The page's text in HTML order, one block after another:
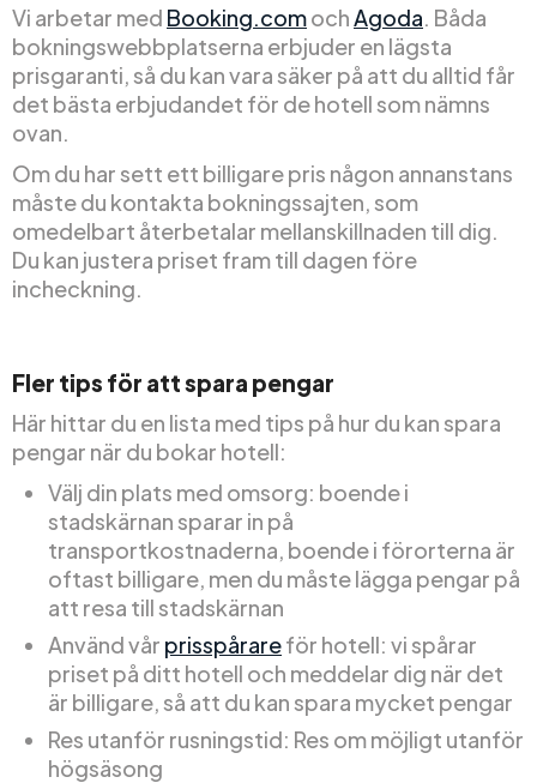
Vi arbetar med Booking.comochAgoda. Båda
bokningswebbplatserna erbjuder en lägsta
prisgaranti, så du kan vara säker på att du alltid får
det bästa erbjudandet för de hotell som nämns
ovan.
Om du har sett ett billigare pris någon annanstans
måste du kontakta bokningssajten, som
omedelbart återbetalar mellanskillnaden till dig.
Du kan justera priset fram till dagen före
incheckning.
Fler tips för att spara pengar
Här hittar du en lista med tips på hur du kan spara
pengar när du bokar hotell:
Välj din plats med omsorg: boende i
stadskärnan sparar in på
transportkostnaderna, boende i förorterna är
oftast billigare, men du måste lägga pengar på
att resa till stadskärnan
Använd vår prisspårareför hotell: vi spårar
priset på ditt hotell och meddelar dig när det
är billigare, så att du kan spara mycket pengar
Res utanför rusningstid: Res om möjligt utanför
högsäsong